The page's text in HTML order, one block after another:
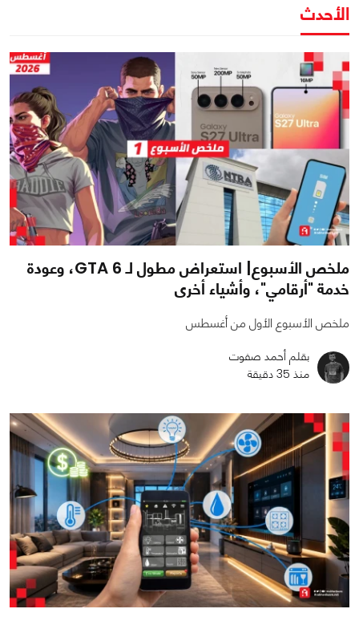
الأحدث
0
0
ملخص الأسبوع| استعراض مطول لـ GTA 6، وعودة
خدمة "أرقامي"، وأشياء أخرى
ملخص الأسبوع الأول من أغسطس
بقلم أحمد صفوت
منذ 35 دقيقة